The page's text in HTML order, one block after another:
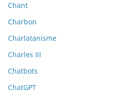
Chant
Charbon
Charlatanisme
Charles III
Chatbots
ChatGPT